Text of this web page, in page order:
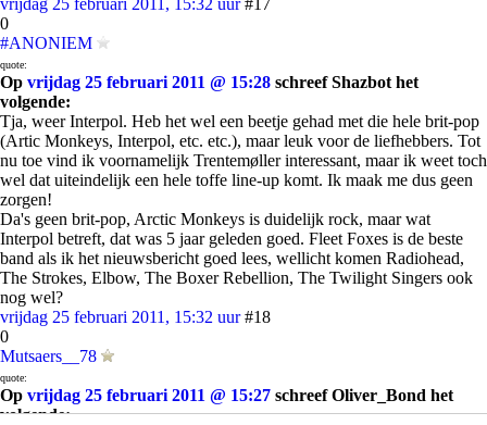
vrijdag 25 februari 2011, 15:32 uur #17
0
#ANONIEM
quote:
Op vrijdag 25 februari 2011 @ 15:28 schreef Shazbot het
volgende:
Tja, weer Interpol. Heb het wel een beetje gehad met die hele brit-pop
(Artic Monkeys, Interpol, etc. etc.), maar leuk voor de liefhebbers. Tot
nu toe vind ik voornamelijk Trentemøller interessant, maar ik weet toch
wel dat uiteindelijk een hele toffe line-up komt. Ik maak me dus geen
zorgen!
Da's geen brit-pop, Arctic Monkeys is duidelijk rock, maar wat
Interpol betreft, dat was 5 jaar geleden goed. Fleet Foxes is de beste
band als ik het nieuwsbericht goed lees, wellicht komen Radiohead,
The Strokes, Elbow, The Boxer Rebellion, The Twilight Singers ook
nog wel?
vrijdag 25 februari 2011, 15:32 uur #18
0
Mutsaers__78
quote:
Op vrijdag 25 februari 2011 @ 15:27 schreef Oliver_Bond het
volgende: